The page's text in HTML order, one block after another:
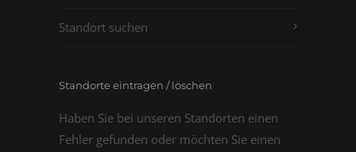
Standort suchen
Standorte eintragen / löschen
Haben Sie bei unseren Standorten einen
Fehler gefunden oder möchten Sie einen